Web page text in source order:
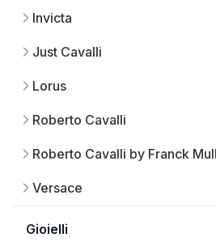
Invicta
Just Cavalli
Lorus
Roberto Cavalli
Roberto Cavalli by Franck
Versace
Gioielli